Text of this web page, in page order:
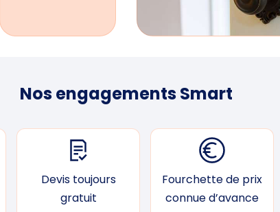
Nos engagements Smart
Devis toujours
gratuit
Fourchette de prix
connue d’avance